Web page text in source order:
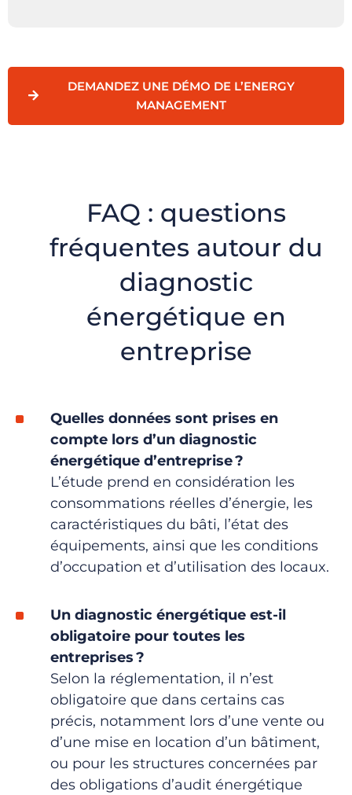
DEMANDEZ UNE DÉMO DE L’ENERGY
MANAGEMENT
FAQ : questions
fréquentes autour du
diagnostic
énergétique en
entreprise
Quelles données sont prises en
compte lors d’un diagnostic
énergétique d’entreprise?
L’étude prend en considération les
consommations réelles d’énergie, les
caractéristiques du bâti, l’état des
équipements, ainsi que les conditions
d’occupation et d’utilisation des locaux.
Un diagnostic énergétique est-il
obligatoire pour toutes les
entreprises?
Selon la réglementation, il n’est
obligatoire que dans certains cas
précis, notamment lors d’une vente ou
d’une mise en location d’un bâtiment,
ou pour les structures concernées par
des obligations d’audit énergétique